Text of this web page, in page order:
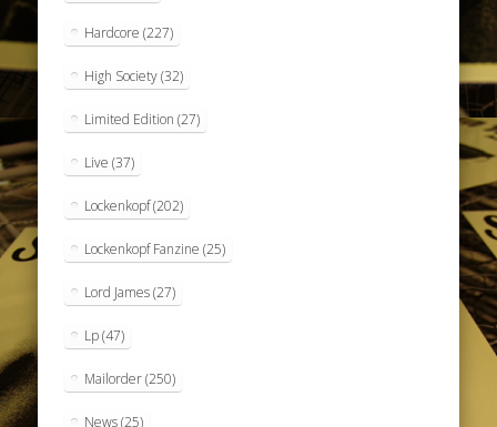
Hardcore (227)
High Society(32)
Limited Edition (27)
Live (37)
Lockenkopf(202)
Lockenkopf Fanzine (25)
Lord James(27)
Lp(47)
Mailorder(250)
News(25)